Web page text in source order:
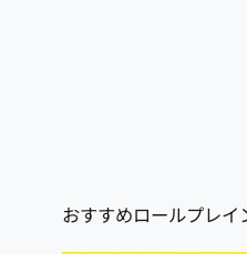
おすすめロールプレイ